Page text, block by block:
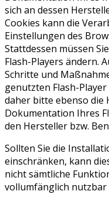
sich an dessen
Cookies kann die
Einstellungen des
Stattdessen müssen
Flash-Players ändern.
Schritte und
genutzten Flash-
daher bitte ebenso
Dokumentation Ihres
den Hersteller bzw.
Sollten Sie die
einschränken, kann
nicht sämtliche
vollumfänglich nutzbar